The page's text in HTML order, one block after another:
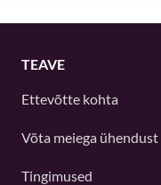
TEAVE
Ettevõtte kohta
Võta meiega ühendust
Tingimused